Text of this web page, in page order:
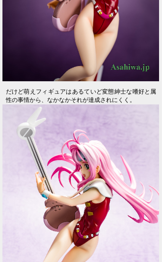
だけど萌えフィギュアはあるていど変態紳士な嗜好と属
性の事情から、なかなかそれが達成されにくく。